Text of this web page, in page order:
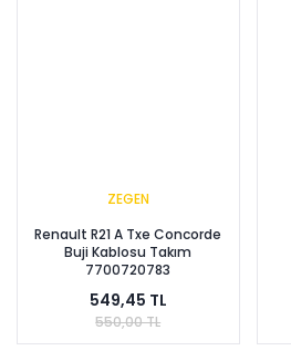
ZEGEN
Renault R21 A Txe Concorde
Buji Kablosu Takım
7700720783
549,45 TL
550,00 TL